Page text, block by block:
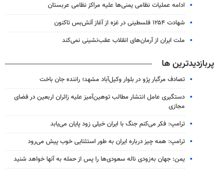
ادامه عملیات نظامی یمنی‌ها علیه مراکز نظامی عربستان
شهادت ۱۲۵۴ فلسطینی در غزه از آغاز آتش‌بس تاکنون
ملت ایران از آرمان‌های انقلاب عقب‌نشینی نمی‌کند
پربازدیدترین ها
تصادف مرگبار پژو در بلوار وکیل‌آباد مشهد؛ راننده جان باخت
دستگیری عامل انتشار مطالب توهین‌آمیز علیه زائران اربعین در فضای
مجازی
ترامپ: فکر می‌کنم جنگ با ایران خیلی زود پایان می‌یابد
ترامپ: همه چیز درباره ایران به طور استثنایی خوب پیش می‌رود
یمن: جهان به‌زودی ناله سعودی‌ها را پس از حمله به آنها خواهد شنید